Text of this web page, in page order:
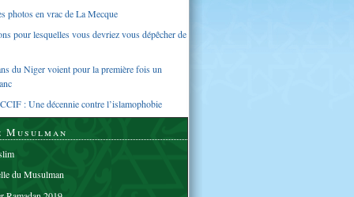
photos en vrac de La Mecque
pour lesquelles vous devriez vous dépêcher de
du Niger voient pour la première fois un
: Une décennie contre l’islamophobie
Musulman
du Musulman